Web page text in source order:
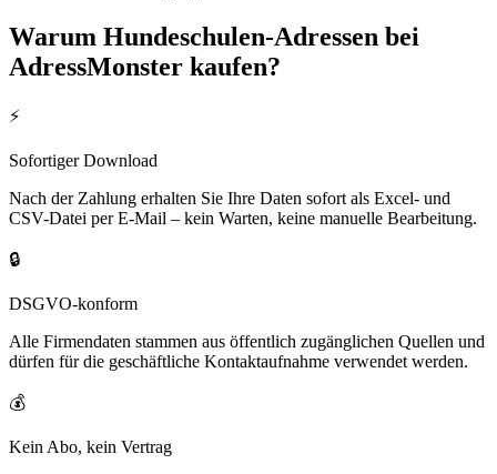
Warum Hundeschulen-Adressen bei
AdressMonster kaufen?
⚡
Sofortiger Download
Nach der Zahlung erhalten Sie Ihre Daten sofort als Excel- und
CSV-Datei per E-Mail – kein Warten, keine manuelle Bearbeitung.
🔒
DSGVO-konform
Alle Firmendaten stammen aus öffentlich zugänglichen Quellen und
dürfen für die geschäftliche Kontaktaufnahme verwendet werden.
💰
Kein Abo, kein Vertrag